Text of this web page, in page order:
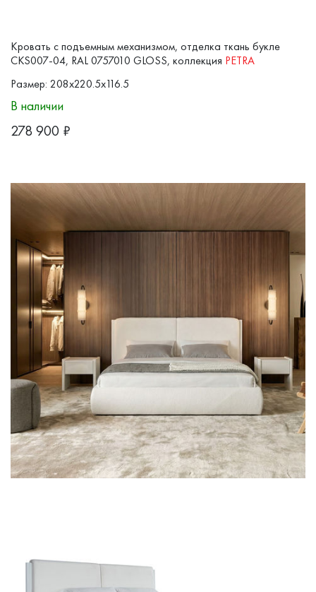
Кровать с подъемным механизмом, отделка ткань букле
CKS007-04, RAL 0757010 GLOSS, коллекция PETRA
Размер: 208x220.5x116.5
В наличии
278 900 ₽